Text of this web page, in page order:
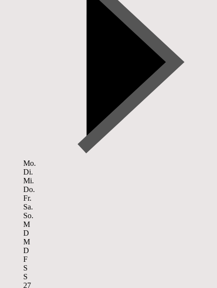
Mo.
Di.
Mi.
Do.
Fr.
Sa.
So.
M
D
M
D
F
S
S
27